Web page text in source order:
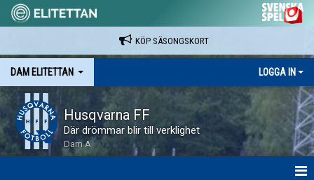
KÖP SÄSONGSKORT
DAM ELITETTAN LOGGA IN
Husqvarna FF
Där drömmar blir till verklighet
Dam A